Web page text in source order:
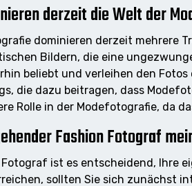
derzeit die Welt der
dominieren derzeit mehrere
Bildern, die eine
beliebt und verleihen den
die dazu beitragen, dass
Rolle in der Modefotografie, da
Fashion Fotograf
ist es entscheidend, Ihre
sollten Sie sich zunächst